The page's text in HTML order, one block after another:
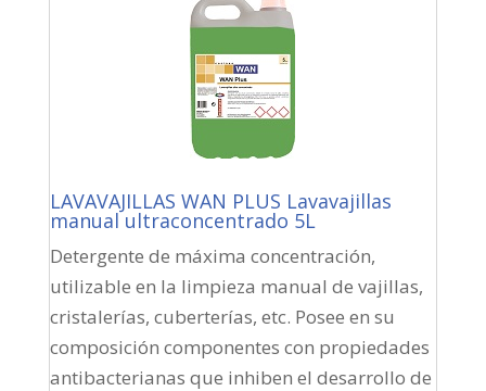
LAVAVAJILLAS WAN PLUS Lavavajillas
manual ultraconcentrado 5L
Detergente de máxima concentración,
utilizable en la limpieza manual de vajillas,
cristalerías, cuberterías, etc. Posee en su
composición componentes con propiedades
antibacterianas que inhiben el desarrollo de